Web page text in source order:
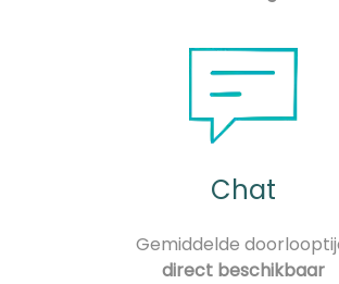
Chat
Gemiddelde
direct beschikbaar